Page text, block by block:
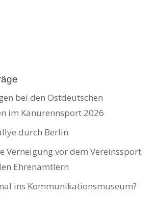
bei den Ostdeutschen
im Kanurennsport 2026
durch Berlin
Verneigung vor dem Vereinssport
Ehrenamtlern
ins Kommunikationsmuseum?